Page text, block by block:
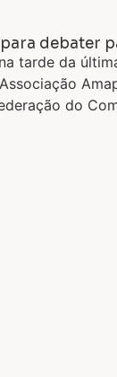
debater
tarde da
do